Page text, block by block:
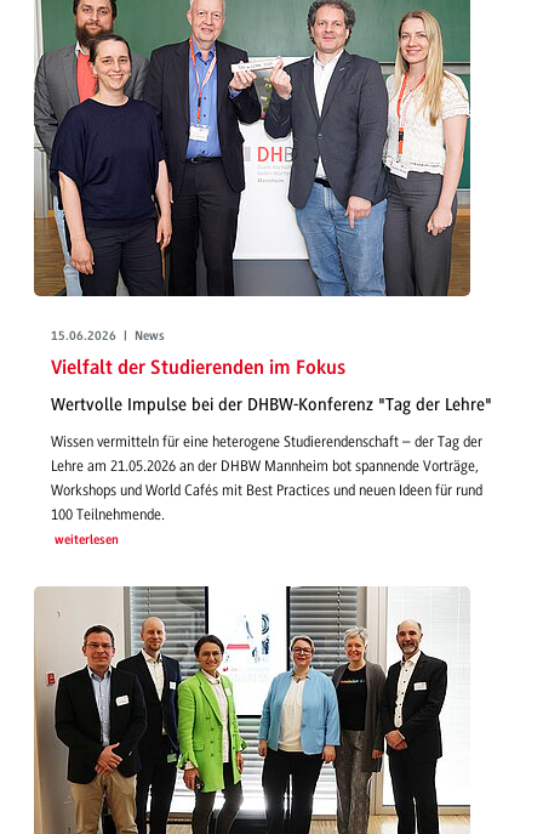
15.06.2026 | News
Vielfalt der Studierenden im Fokus
Wertvolle Impulse bei der DHBW-Konferenz "Tag der Lehre"
Wissen vermitteln für eine heterogene Studierendenschaft – der Tag der
Lehre am 21.05.2026 an der DHBW Mannheim bot spannende Vorträge,
Workshops und World Cafés mit Best Practices und neuen Ideen für rund
100 Teilnehmende.
weiterlesen